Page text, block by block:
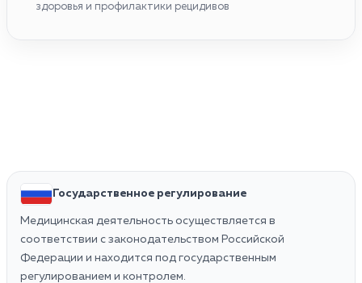
здоровья и профилактики рецидивов
Государственное регулирование
Медицинская деятельность осуществляется в
соответствии с законодательством Российской
Федерации и находится под государственным
регулированием и контролем.